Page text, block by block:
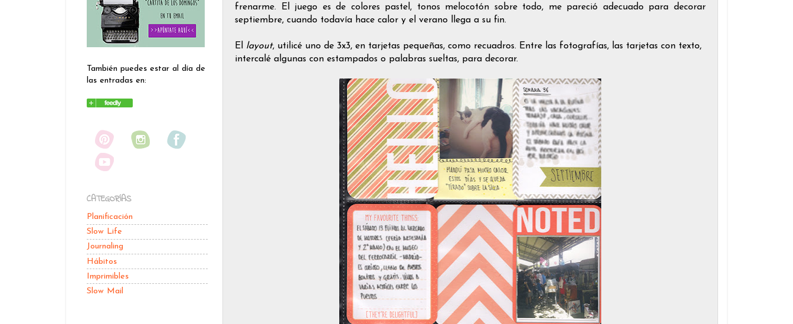
frenarme. El juego es de colores pastel, tonos melocotón sobre todo, me pareció adecuado para decorar
septiembre, cuando todavía hace calor y el verano llega a su fin.
El layout, utilicé uno de 3x3, en tarjetas pequeñas, como recuadros. Entre las fotografías, las tarjetas con texto,
intercalé algunas con estampados o palabras sueltas, para decorar.
También puedes estar al día de
las entradas en:
CATEGORÍAS
Planificación
Slow Life
Journaling
Hábitos
Imprimibles
Slow Mail